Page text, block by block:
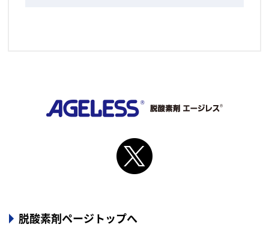
脱酸素剤ページトップへ